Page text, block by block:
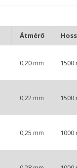
Átmérő
0,20 mm 1500
0,22 mm 1500
0,25 mm 1000